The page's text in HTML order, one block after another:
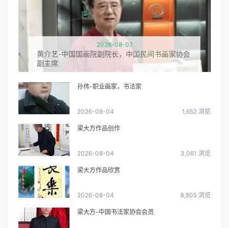
2026-08-07
黄介艺-中国国画院副院长，中国民间书画家协会
副主席
孙伟-职业画家，书法家
2026-08-04 1,652 浏览
梁大方作品创作
2026-08-04 3,061 浏览
梁大方作品欣赏
2026-08-04 8,805 浏览
梁大方-中国书法家协会会员